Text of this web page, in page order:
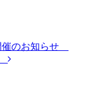
催のお知らせ